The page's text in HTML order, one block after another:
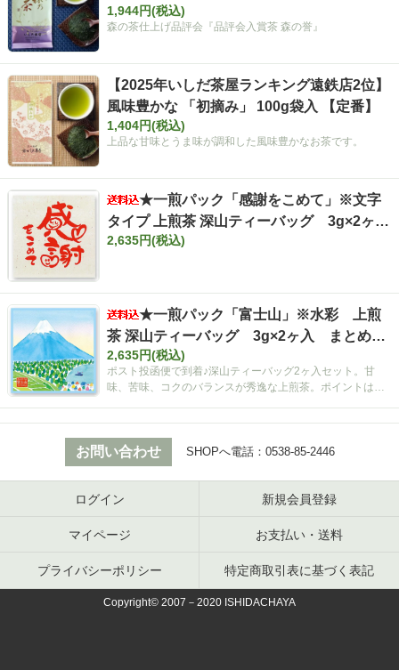
1,944円(税込)
森の茶仕上げ品評会『品評会入賞茶 森の誉』
【2025年いしだ茶屋ランキング遠鉄店2位】
風味豊かな 「初摘み」 100g袋入 【定番】
1,404円(税込)
上品な甘味とうま味が調和した風味豊かなお茶です。
★一煎パック「感謝をこめて」※文字
タイプ 上煎茶 深山ティーバッグ 3g×2ヶ
入 まとめ買いセット【ポスト投函便・送料
2,635円(税込)
★一煎パック「富士山」※水彩 上煎
茶 深山ティーバッグ 3g×2ヶ入 まとめ買
いセット【ポスト投函便・送料込み】
2,635円(税込)
ポスト投函便で到着♪深山ティーバッグ2ヶ入セット。甘
味、苦味、コクのバランスが秀逸な上煎茶。ポイントは空
お問い合わせ SHOPへ電話： 0538-85-2446
ログイン 新規会員登録
マイページ お支払い・送料
プライバシーポリシー 特定商取引表に基づく表記
Copyright© 2007－2020 ISHIDACHAYA